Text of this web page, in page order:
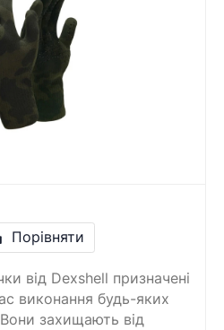
Порівняти
від Dexshell призначені
виконання будь-яких
захищають від